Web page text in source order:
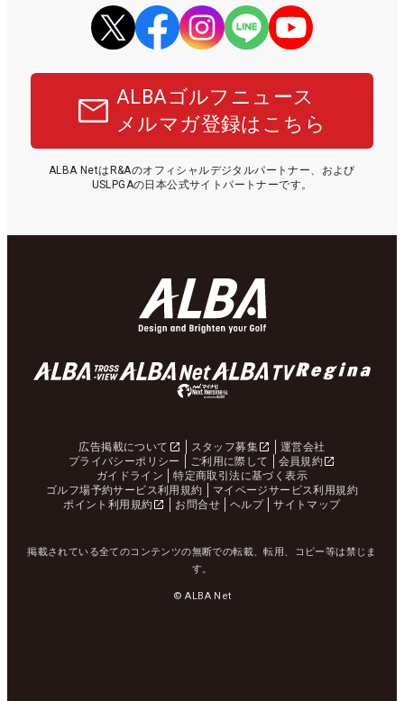
ALBAゴルフニュース
メルマガ登録はこちら
ALBA NetはR&Aのオフィシャルデジタルパートナー、および
USLPGAの日本公式サイトパートナーです。
広告掲載について スタッフ募集
運営会社
プライバシーポリシー
ご利用に際して
会員規約
ガイドライン
特定商取引法に基づく表示
ゴルフ場予約サービス利用規約
マイページサービス利用規約
ポイント利用規約
お問合せ ヘルプ サイトマップ
掲載されている全てのコンテンツの無断での転載、転用、コピー等は禁じま
す。
© ALBA Net